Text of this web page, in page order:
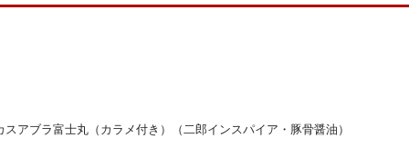
アブラ富士丸（カラメ付き）（二郎インスパイア・豚骨醤油）